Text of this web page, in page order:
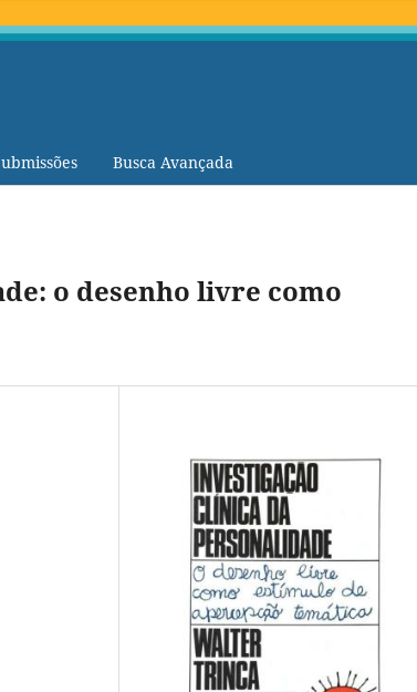
Busca Avançada
o desenho livre como